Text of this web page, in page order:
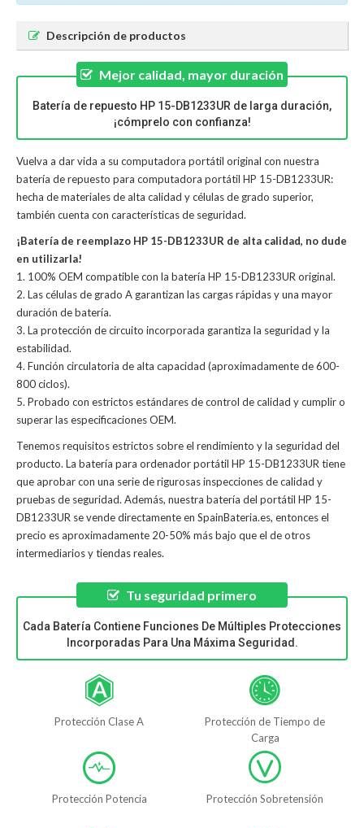
Descripción de productos
Mejor calidad, mayor duración
Batería de repuesto HP 15-DB1233UR de larga duración,
¡cómprelo con confianza!
Vuelva a dar vida a su computadora portátil original con nuestra
batería de repuesto para computadora portátil HP 15-DB1233UR:
hecha de materiales de alta calidad y células de grado superior,
también cuenta con características de seguridad.
¡Batería de reemplazo HP 15-DB1233UR de alta calidad, no dude
en utilizarla!
1. 100% OEM compatible con la batería HP 15-DB1233UR original.
2. Las células de grado A garantizan las cargas rápidas y una mayor
duración de batería.
3. La protección de circuito incorporada garantiza la seguridad y la
estabilidad.
4. Función circulatoria de alta capacidad (aproximadamente de 600-
800 ciclos).
5. Probado con estrictos estándares de control de calidad y cumplir o
superar las especificaciones OEM.
Tenemos requisitos estrictos sobre el rendimiento y la seguridad del
producto. La batería para ordenador portátil HP 15-DB1233UR tiene
que aprobar con una serie de rigurosas inspecciones de calidad y
pruebas de seguridad. Además, nuestra batería del portátil HP 15-
DB1233UR se vende directamente en SpainBateria.es, entonces el
precio es aproximadamente 20-50% más bajo que el de otros
intermediarios y tiendas reales.
Tu seguridad primero
Cada Batería Contiene Funciones De Múltiples Protecciones
Incorporadas Para Una Máxima Seguridad.
Protección Clase A
Protección de Tiempo de
Carga
Protección Potencia Protección Sobretensión